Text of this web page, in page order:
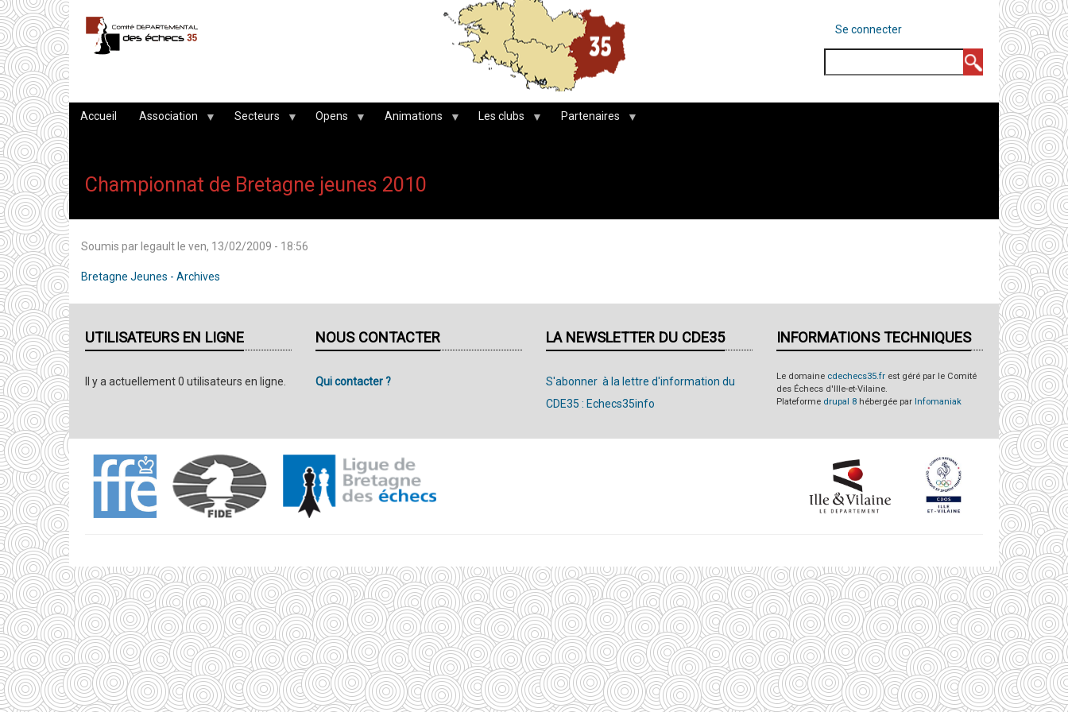
Aller
au
contenu
principal
MENU
COMPTE
DE
Se connecter
Accueil Association Secteurs Opens Animations Les clubs Partenaires
Championnat de Bretagne jeunes 2010
Soumis par legault le ven, 13/02/2009 - 18:56
Bretagne Jeunes - Archives
UTILISATEURS EN LIGNE
Il y a actuellement 0 utilisateurs en ligne.
NOUS CONTACTER
Qui contacter ?
LA NEWSLETTER DU CDE35
S'abonner à la lettre d'information du
CDE35 : Echecs35info
INFORMATIONS TECHNIQUES
Le domaine cdechecs35.fr est géré par le Comité
des Échecs d'Ille-et-Vilaine.
Plateforme drupal 8 hébergée par Infomaniak